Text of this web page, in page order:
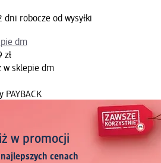
dni robocze od wysyłki
dm
zł
w sklepie dm
PAYBACK
w promocji
cenach